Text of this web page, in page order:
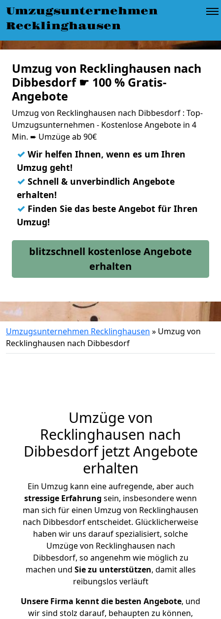
Umzugsunternehmen
Recklinghausen
Umzug von Recklinghausen nach
Dibbesdorf ☛ 100 % Gratis-
Angebote
Umzug von Recklinghausen nach Dibbesdorf : Top-
Umzugsunternehmen - Kostenlose Angebote in 4
Min. ➨ Umzüge ab 90€
✓ Wir helfen Ihnen, wenn es um Ihren
Umzug geht!
✓ Schnell & unverbindlich Angebote
erhalten!
✓ Finden Sie das beste Angebot für Ihren
Umzug!
blitzschnell kostenlose Angebote
erhalten
Umzugsunternehmen Recklinghausen » Umzug von
Recklinghausen nach Dibbesdorf
Umzüge von
Recklinghausen nach
Dibbesdorf jetzt Angebote
erhalten
Ein Umzug kann eine aufregende, aber auch
stressige Erfahrung sein, insbesondere wenn
man sich für einen Umzug von Recklinghausen
nach Dibbesdorf entscheidet. Glücklicherweise
haben wir uns darauf spezialisiert, solche
Umzüge von Recklinghausen nach
Dibbesdorf, so angenehm wie möglich zu
machen und Sie zu unterstützen, damit alles
reibungslos verläuft
Unsere Firma kennt die besten Angebote, und
wir sind stolz darauf, behaupten zu können,